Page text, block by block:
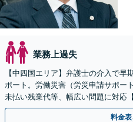
業務上過失
【中四国エリア】弁護士の介入で
ポート。労働災害（労災申請サポー
未払い残業代等、幅広い問題に対応
なアドバイスに注力【夜間・休日対
料金